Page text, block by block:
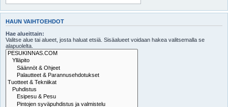
HAUN VAIHTOEHDOT
Hae alueittain:
Valitse alue tai alueet, josta haluat etsiä. Sisäalueet voidaan hakea valitsemalla se
alapuolelta.